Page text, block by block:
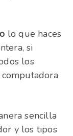
lo que haces
si
los
sencilla
y los tipos